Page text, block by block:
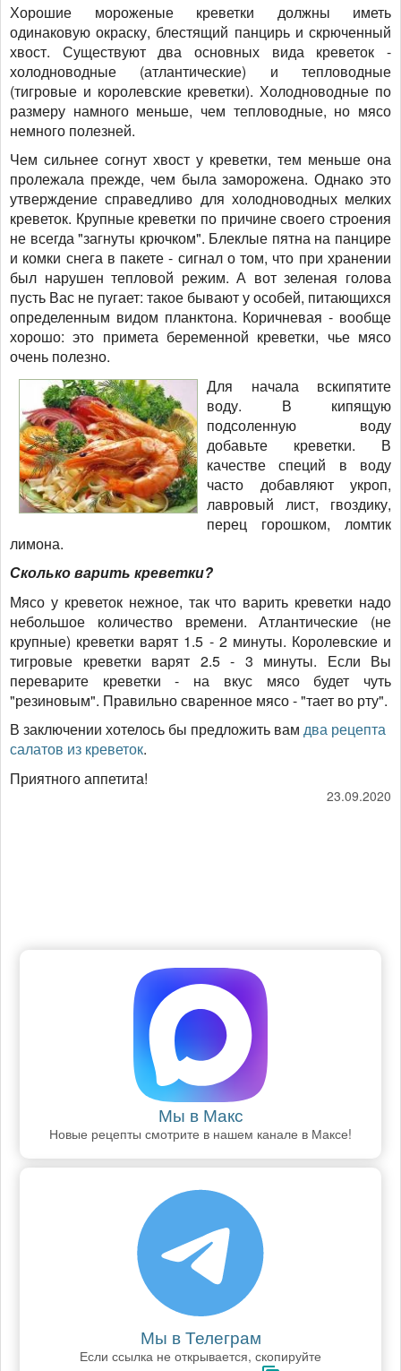
Хорошие мороженые креветки должны иметь
одинаковую окраску, блестящий панцирь и скрюченный
хвост. Существуют два основных вида креветок -
холодноводные (атлантические) и тепловодные
(тигровые и королевские креветки). Холодноводные по
размеру намного меньше, чем тепловодные, но мясо
немного полезней.
Чем сильнее согнут хвост у креветки, тем меньше она
пролежала прежде, чем была заморожена. Однако это
утверждение справедливо для холодноводных мелких
креветок. Крупные креветки по причине своего строения
не всегда "загнуты крючком". Блеклые пятна на панцире
и комки снега в пакете - сигнал о том, что при хранении
был нарушен тепловой режим. А вот зеленая голова
пусть Вас не пугает: такое бывают у особей, питающихся
определенным видом планктона. Коричневая - вообще
хорошо: это примета беременной креветки, чье мясо
очень полезно.
Для начала вскипятите
воду. В кипящую
подсоленную воду
добавьте креветки. В
качестве специй в воду
часто добавляют укроп,
лавровый лист, гвоздику,
перец горошком, ломтик
лимона.
Сколько варить креветки?
Мясо у креветок нежное, так что варить креветки надо
небольшое количество времени. Атлантические (не
крупные) креветки варят 1.5 - 2 минуты. Королевские и
тигровые креветки варят 2.5 - 3 минуты. Если Вы
переварите креветки - на вкус мясо будет чуть
"резиновым". Правильно сваренное мясо - "тает во рту".
В заключении хотелось бы предложить вам два рецепта
салатов из креветок.
Приятного аппетита!
23.09.2020
Мы в Макс
Новые рецепты смотрите в нашем канале в Максе!
Мы в Телеграм
Если ссылка не открывается, скопируйте